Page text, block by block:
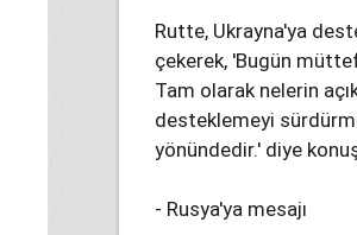
Rutte, Ukrayna'ya
çekerek, 'Bugün
Tam olarak nelerin
desteklemeyi
yönündedir.' diye
- Rusya'ya mesajı